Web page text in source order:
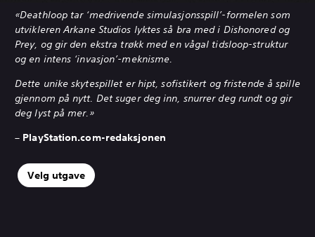
«Deathloop tar ‘medrivende simulasjonsspill’-formelen som
utvikleren Arkane Studios lyktes så bra med i Dishonored og
Prey, og gir den ekstra trøkk med en vågal tidsloop-struktur
og en intens ‘invasjon’-meknisme.
Dette unike skytespillet er hipt, sofistikert og fristende å spille
gjennom på nytt. Det suger deg inn, snurrer deg rundt og gir
deg lyst på mer.»
– PlayStation.com-redaksjonen
Velg utgave